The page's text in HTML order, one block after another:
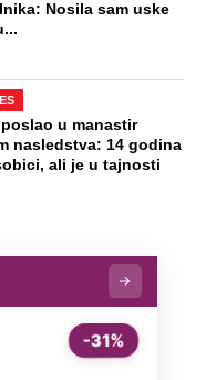
Nosila sam uske
u manastir
nasledstva: 14 godina
ali je u tajnosti